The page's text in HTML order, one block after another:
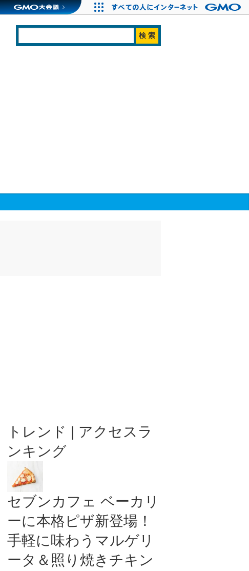
トレンド | アクセスラ
ンキング
セブンカフェ ベーカリ
ーに本格ピザ新登場！
手軽に味わうマルゲリ
ータ＆照り焼きチキン